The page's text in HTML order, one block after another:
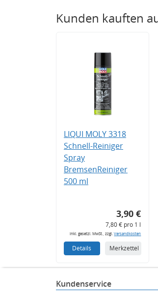
Kunden kauften
LIQUI MOLY 3318
Schnell-Reiniger
Spray
BremsenReiniger
500 ml
3,90 €
7,80 € pro 1 l
inkl. gesetzl. MwSt., zzgl.Versandkosten
Details Merkzettel
Kundenservice